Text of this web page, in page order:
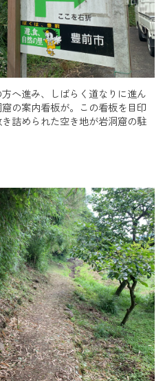
へ進み、しばらく道なりに進ん
の案内看板が。この看板を目印
詰められた空き地が岩洞窟の駐